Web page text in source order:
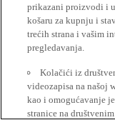
prikazani proizvodi i
košaru za kupnju i
trećih strana i vašim
pregledavanja.
Kolačići iz
videozapisa na našoj
kao i omogućavanje
stranice na